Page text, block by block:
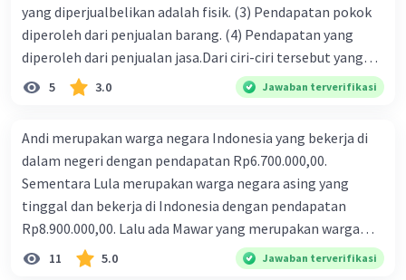
yang diperjualbelikan adalah fisik. (3) Pendapatan pokok
diperoleh dari penjualan barang. (4) Pendapatan yang
diperoleh dari penjualan jasa.Dari ciri-ciri tersebut yang
merupakan ciri dari perusahaan dagang ditunjukan pada
nomor…. a. 1 dan 3 b. 3 dan 4 c. 2 dan 3 d. 1 dan 2 e. 2 dan 4
5 3.0 Jawaban terverifikasi
Andi merupakan warga negara Indonesia yang bekerja di
dalam negeri dengan pendapatan Rp6.700.000,00.
Sementara Lula merupakan warga negara asing yang
tinggal dan bekerja di Indonesia dengan pendapatan
Rp8.900.000,00. Lalu ada Mawar yang merupakan warga
negara Indonesia yang tinggal dan bekerja di luar negeri
dengan pendapatan Rp11.000.000,00. Hitunglah PNB
11 5.0 Jawaban terverifikasi